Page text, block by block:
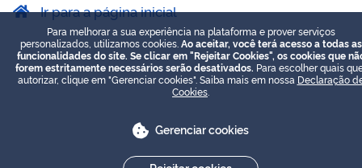
Ir para a página inicial
Para melhorar a sua experiência na plataforma e prover serviços
personalizados, utilizamos cookies. Ao aceitar, você terá acesso a todas as
funcionalidades do site. Se clicar em "Rejeitar Cookies", os cookies que
forem estritamente necessários serão desativados. Para escolher quais
autorizar, clique em "Gerenciar cookies". Saiba mais em nossa Declaração
Cookies
Gerenciar cookies